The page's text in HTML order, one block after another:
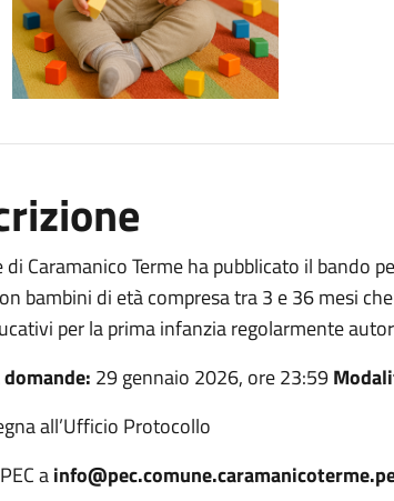
di Caramanico Terme ha pubblicato il bando
bambini di età compresa tra 3 e 36 mesi
per la prima infanzia regolarmente
domande: 29 gennaio 2026, ore 23:59
all’Ufficio Protocollo
a